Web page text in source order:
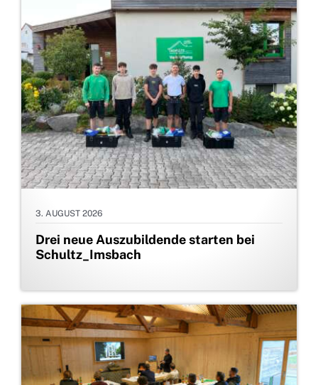
3. AUGUST 2026
Drei neue Auszubildende starten bei
Schultz_Imsbach